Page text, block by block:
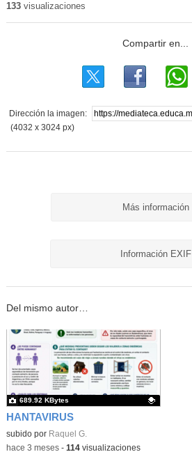
133visualizaciones
Dirección la imagen:
(4032 x 3024 px)
Más información
Información EXIF
Del mismo autor…
HANTAVIRUS
Contenido educativo.
subido por Raquel G.
689.92 KBytes
-hace 3 meses- 114visualizaciones